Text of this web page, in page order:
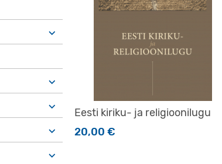
Eesti kiriku- ja religioonilugu
20,00 €